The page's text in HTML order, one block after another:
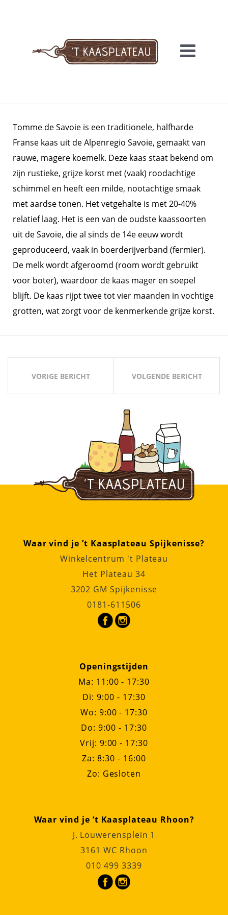
Tomme de Savoie is een traditionele, halfharde
Franse kaas uit de Alpenregio Savoie, gemaakt van
rauwe, magere koemelk. Deze kaas staat bekend om
zijn rustieke, grijze korst met (vaak) roodachtige
schimmel en heeft een milde, nootachtige smaak
met aardse tonen. Het vetgehalte is met 20-40%
relatief laag. Het is een van de oudste kaassoorten
uit de Savoie, die al sinds de 14e eeuw wordt
geproduceerd, vaak in boerderijverband (fermier).
De melk wordt afgeroomd (room wordt gebruikt
voor boter), waardoor de kaas mager en soepel
blijft. De kaas rijpt twee tot vier maanden in vochtige
grotten, wat zorgt voor de kenmerkende grijze korst.
Bericht
navigatie
VORIGE BERICHT VOLGENDE BERICHT
Waar vind je ’t Kaasplateau Spijkenisse?
Winkelcentrum 't Plateau
Het Plateau 34
3202 GM Spijkenisse
0181-611506
Openingstijden
Ma: 11:00 - 17:30
Di: 9:00 - 17:30
Wo: 9:00 - 17:30
Do: 9:00 - 17:30
Vrij: 9:00 - 17:30
Za: 8:30 - 16:00
Zo: Gesloten
Waar vind je ’t Kaasplateau Rhoon?
J. Louwerensplein 1
3161 WC Rhoon
010 499 3339